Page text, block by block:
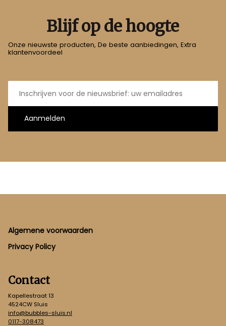
Blijf op de hoogte
Onze nieuwste producten, De beste aanbiedingen, Extra
klantenvoordeel
E-
mailadres
Aanmelden
Footer
Algemene voorwaarden
Privacy Policy
Contact
Kapellestraat 13
4524CW Sluis
info@bubbles-sluis.nl
0117-308473